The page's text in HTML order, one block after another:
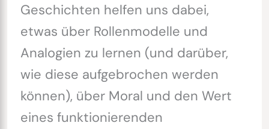
Geschichten helfen uns dabei,
etwas über Rollenmodelle und
Analogien zu lernen (und darüber,
wie diese aufgebrochen werden
können), über Moral und den Wert
eines funktionierenden